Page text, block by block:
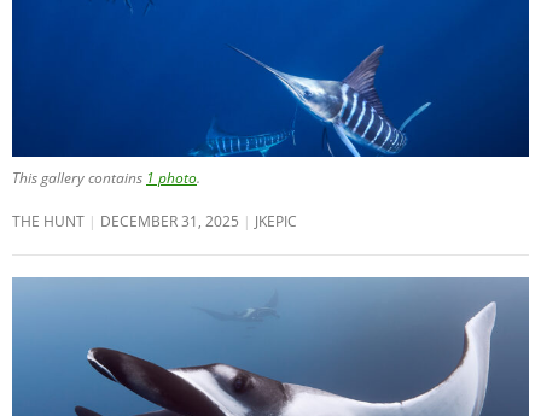
This gallery contains 1 photo.
THE HUNT DECEMBER 31, 2025 JKEPIC